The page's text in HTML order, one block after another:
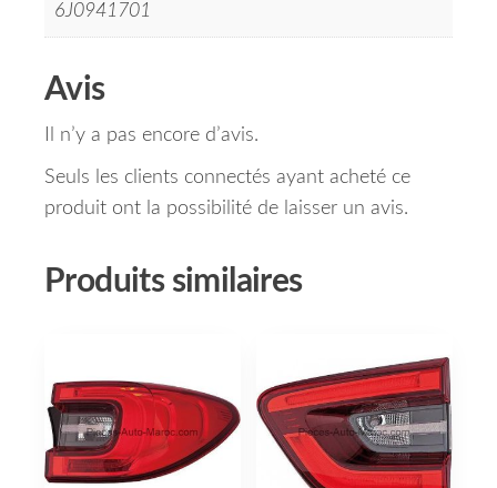
6J0941701
Avis
Il n’y a pas encore d’avis.
Seuls les clients connectés ayant acheté ce
produit ont la possibilité de laisser un avis.
Produits similaires